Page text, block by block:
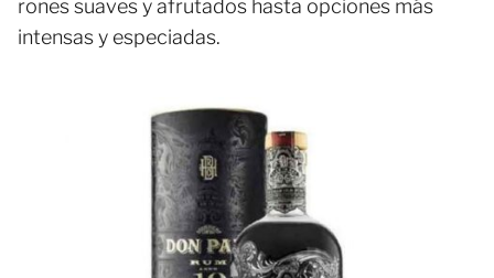
rones suaves y afrutados hasta opciones más
intensas y especiadas.